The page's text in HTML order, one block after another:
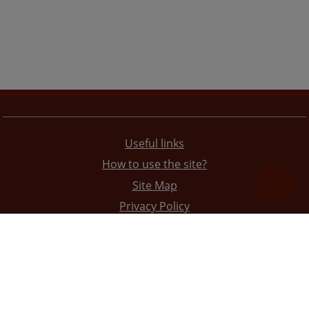
Useful links
How to use the site?
Site Map
Privacy Policy